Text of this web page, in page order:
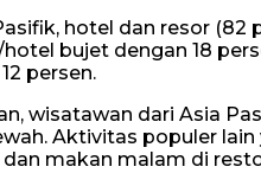
hotel dan resor
bujet dengan 18
persen.
wisatawan dari Asia
Aktivitas populer
makan malam di